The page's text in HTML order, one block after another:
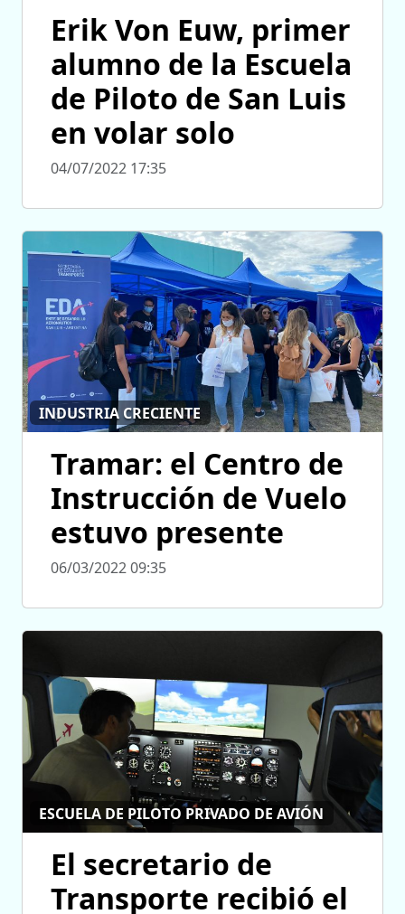
Erik Von Euw, primer
alumno de la Escuela
de Piloto de San Luis
en volar solo
04/07/2022 17:35
INDUSTRIA CRECIENTE
Tramar: el Centro de
Instrucción de Vuelo
estuvo presente
06/03/2022 09:35
ESCUELA DE PILOTO PRIVADO DE AVIÓN
El secretario de
Transporte recibió el